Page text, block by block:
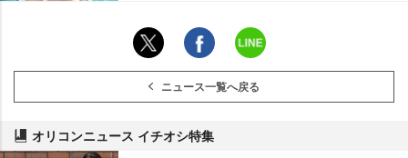
ニュース一覧へ戻る
オリコンニュース イチオシ特集